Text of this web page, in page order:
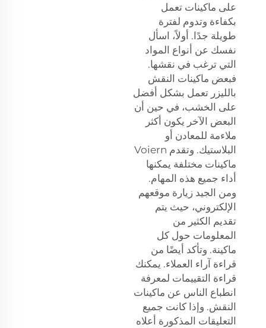
على ماكينات تعمل
بكفاءة وتدوم لفترة
طويلة جدًا. أولاً، اسأل
نفسك عن أنواع المواد
التي ترغب في نقشها.
فبعض ماكينات النقش
بالليزر تعمل بشكل أفضل
على الخشب، في حين أن
البعض الآخر يكون أكثر
ملاءمة للمعادن أو
البلاستيك. وتقدم Voiern
ماكينات مختلفة يمكنها
أداء جميع هذه المهام.
ومن الجيد زيارة موقعهم
الإلكتروني، حيث يتم
تقديم الكثير من
المعلومات حول كل
ماكينة. وتأكد أيضًا من
قراءة آراء العملاء. يمكنك
قراءة التقييمات لمعرفة
انطباع الناس عن ماكينات
النقش. وإذا كانت جميع
التعليقات المذكورة أعلاه